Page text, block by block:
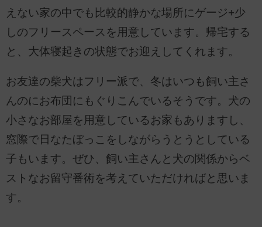
えない家の中でも比較的静かな場所にゲージ+少
しのフリースペースを用意しています。帰宅する
と、大体寝起きの状態でお迎えしてくれます。
お友達の柴犬はフリー派で、冬はいつも飼い主さ
んのにお布団にもぐりこんでいるそうです。犬の
小さなお部屋を用意しているお家もありますし、
窓際で日なたぼっこをしながらうとうとしている
子もいます。ぜひ、飼い主さんと犬の関係からベ
ストなお留守番術を考えていただければと思いま
す。